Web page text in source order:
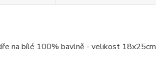
na bílé 100% bavlně - velikost 18x25cm